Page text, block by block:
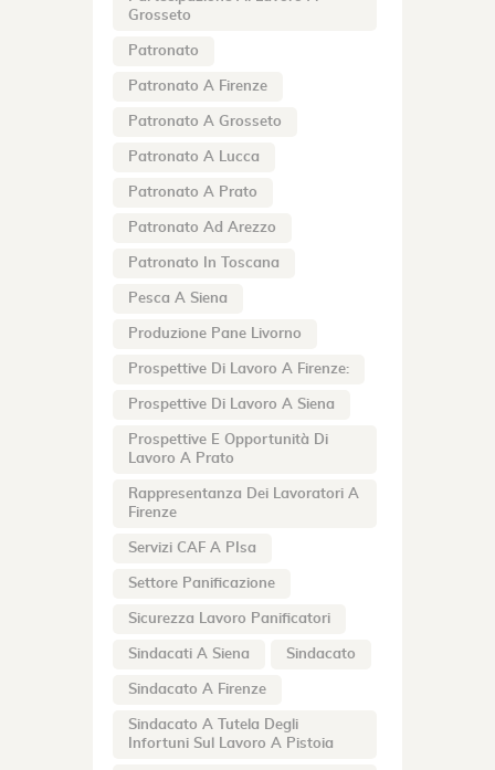
Grosseto
Patronato
Patronato A Firenze
Patronato A Grosseto
Patronato A Lucca
Patronato A Prato
Patronato Ad Arezzo
Patronato In Toscana
Pesca A Siena
Produzione Pane Livorno
Prospettive Di Lavoro A Firenze:
Prospettive Di Lavoro A Siena
Prospettive E Opportunità Di
Lavoro A Prato
Rappresentanza Dei Lavoratori A
Firenze
Servizi CAF A PIsa
Settore Panificazione
Sicurezza Lavoro Panificatori
Sindacati A Siena Sindacato
Sindacato A Firenze
Sindacato A Tutela Degli
Infortuni Sul Lavoro A Pistoia